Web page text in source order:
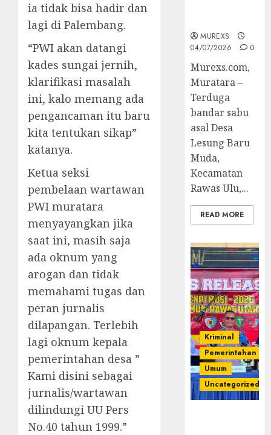
ia tidak bisa hadir dan
lagi di Palembang.
“PWI akan datangi
kades sungai jernih,
klarifikasi masalah
ini, kalo memang ada
pengancaman itu baru
kita tentukan sikap”
katanya.
Ketua seksi
pembelaan wartawan
PWI muratara
menyayangkan jika
saat ini, masih saja
ada oknum yang
arogan dan tidak
memahami tugas dan
peran jurnalis
dilapangan. Terlebih
lagi oknum kepala
pemerintahan desa ”
Kami disini sebagai
jurnalis/wartawan
dilindungi UU Pers
No.40 tahun 1999.”
MUREXS
04/07/2026
0
Murexs.com,
Muratara –
Terduga
bandar sabu
asal Desa
Lesung Baru
Muda,
Kecamatan
Rawas Ulu,...
READ MORE
Kriminal
Pemerintahan
Umum
Uncategorized